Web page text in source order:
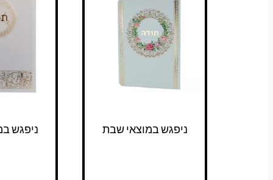
ניפגש במוצאי שבת
ניתן
לבחור
את
האפשרויות
בעמוד
המוצר
ניפגש